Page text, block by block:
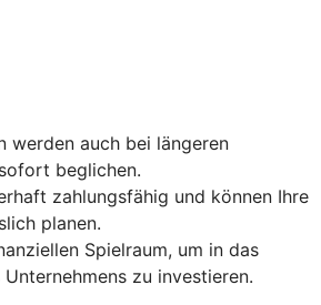
werden auch bei längeren
beglichen.
zahlungsfähig und können Ihre
planen.
Spielraum, um in das
zu investieren.